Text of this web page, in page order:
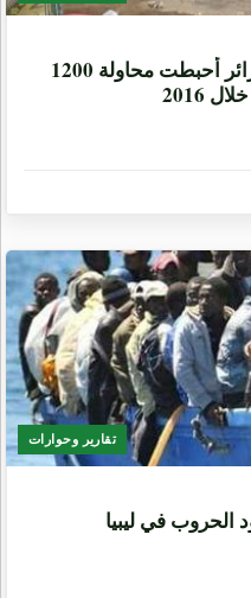
منظمة حقوقية جزائرية: ﺍﻟﺠﺰﺍﺋﺮ ﺃﺣﺒﻄﺖ ﻣﺤﺎﻭﻟﺔ 1200
تقارير وحوارات
الحروب في ليبيا